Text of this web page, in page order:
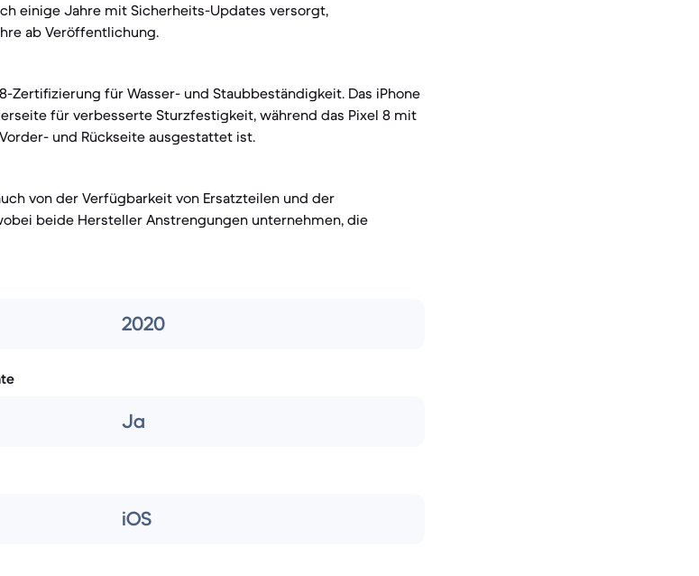
einige Jahre mit Sicherheits-Updates versorgt,
ab Veröffentlichung.
Zertifizierung für Wasser- und Staubbeständigkeit. Das iPhone
für verbesserte Sturzfestigkeit, während das Pixel 8 mit
und Rückseite ausgestattet ist.
von der Verfügbarkeit von Ersatzteilen und der
beide Hersteller Anstrengungen unternehmen, die
2020
Ja
iOS